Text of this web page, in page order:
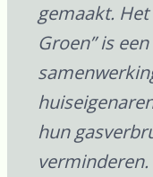
gemaakt.
Groen” is een
hun